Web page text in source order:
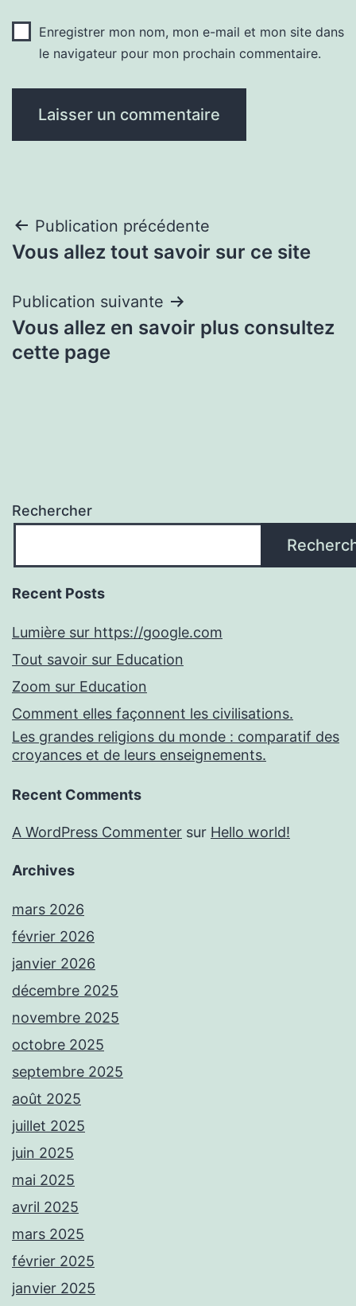
Enregistrer mon nom, mon e-mail et mon site dans
le navigateur pour mon prochain commentaire.
Navigation
de
l’article
Publication précédente
Vous allez tout savoir sur ce site
Publication suivante
Vous allez en savoir plus consultez
cette page
Rechercher
Recent Posts
Lumière sur https://google.com
Tout savoir sur Education
Zoom sur Education
Comment elles façonnent les civilisations.
Les grandes religions du monde : comparatif des
croyances et de leurs enseignements.
Recent Comments
A WordPress Commenter sur Hello world!
Archives
mars 2026
février 2026
janvier 2026
décembre 2025
novembre 2025
octobre 2025
septembre 2025
août 2025
juillet 2025
juin 2025
mai 2025
avril 2025
mars 2025
février 2025
janvier 2025